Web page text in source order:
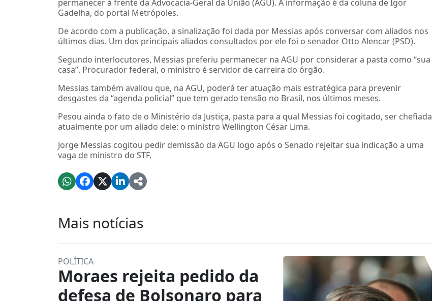
permanecer à frente da Advocacia-Geral da União (AGU). A informação é da coluna de Igor
Gadelha, do portal Metrópoles.
De acordo com a publicação, a sinalização foi dada por Messias após conversar com aliados nos
últimos dias. Um dos principais aliados consultados por ele foi o senador Otto Alencar (PSD).
Segundo interlocutores, Messias preferiu permanecer na AGU por considerar a pasta como “sua
casa”. Procurador federal, o ministro é servidor de carreira do órgão.
Messias também avaliou que, na AGU, poderá ter atuação mais estratégica para prevenir
desgastes da “agenda policial” que tem gerado tensão no Brasil, nos últimos meses.
Pesou ainda o fato de o Ministério da Justiça, pasta para a qual Messias foi cogitado, ser chefiada
atualmente por um aliado dele: o ministro Wellington César Lima.
Jorge Messias cogitou pedir demissão da AGU logo após o Senado rejeitar sua indicação a uma
vaga de ministro do STF.
Mais notícias
POLÍTICA
Moraes rejeita pedido da
defesa de Bolsonaro para